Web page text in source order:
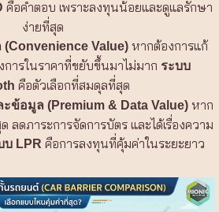
คือคำตอบ เพราะลงทุนน้อยและดูแลรักษา
ง่ายที่สุด
Value) หากต้องการแก้
ารในราคาที่ขยับขึ้นมาไม่มาก ระบบ
คือตัวเลือกที่สมดุลที่สุด
อมูล (Premium & Data Value)หาก
ดภาระการจัดการบัตร และได้เรื่องความ
บ LPR คือการลงทุนที่คุ้มค่าในระยะยาว